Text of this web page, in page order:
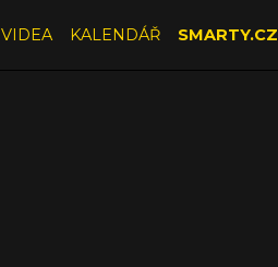
VIDEA KALENDÁŘ SMARTY.CZ